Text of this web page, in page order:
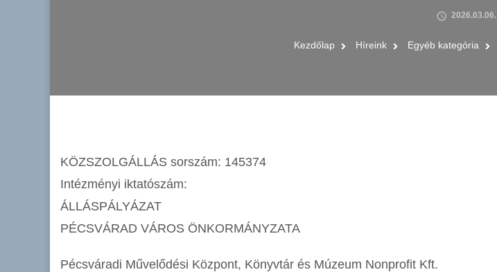
2026.03.06.
Kezdőlap Híreink Egyéb kategória
KÖZSZOLGÁLLÁS sorszám: 145374
Intézményi iktatószám:
ÁLLÁSPÁLYÁZAT
PÉCSVÁRAD VÁROS ÖNKORMÁNYZATA
Pécsváradi Művelődési Központ, Könyvtár és Múzeum Nonprofit Kft.